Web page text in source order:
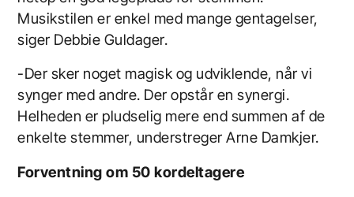
Musikstilen er enkel med mange gentagelser,
siger Debbie Guldager.
-Der sker noget magisk og udviklende, når vi
synger med andre. Der opstår en synergi.
Helheden er pludselig mere end summen af de
enkelte stemmer, understreger Arne Damkjer.
Forventning om 50 kordeltagere